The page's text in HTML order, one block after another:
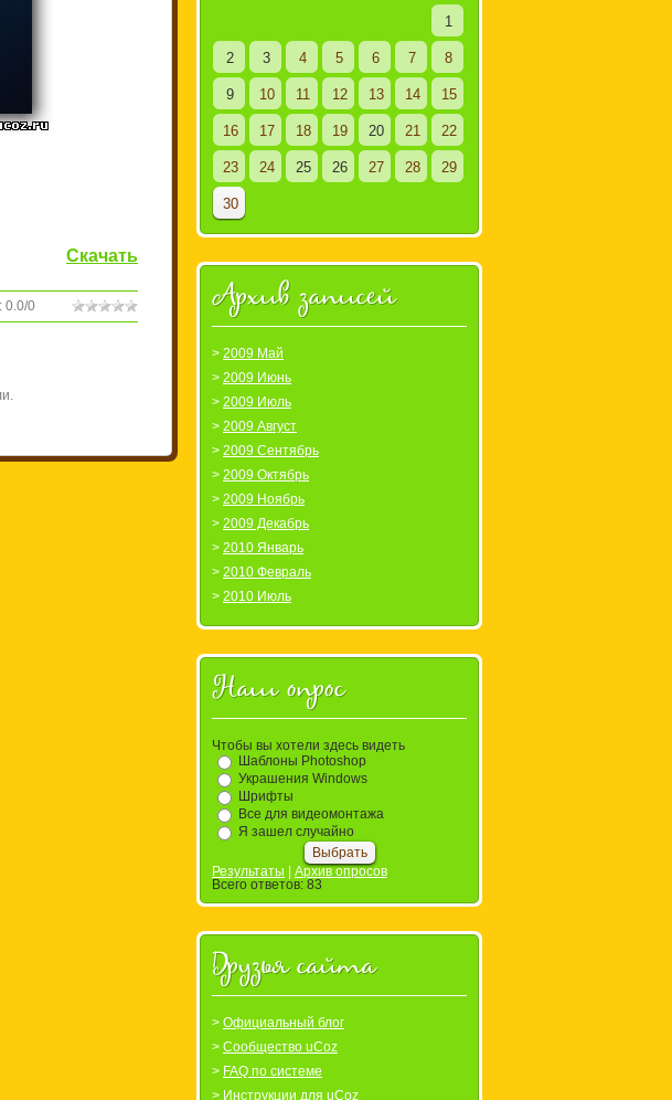
Скачать
: 0.0/0
1
2 3 4 5 6 7 8
9 10 11 12 13 14 15
16 17 18 19 20 21 22
23 24 25 26 27 28 29
30
Архив записей
2009 Май
2009 Июнь
2009 Июль
2009 Август
2009 Сентябрь
2009 Октябрь
2009 Ноябрь
2009 Декабрь
2010 Январь
2010 Февраль
2010 Июль
Наш опрос
Чтобы вы хотели здесь видеть
Шаблоны Photoshop
Украшения Windows
Шрифты
Все для видеомонтажа
Я зашел случайно
Результаты
Архив опросов
Всего ответов: 83
Друзья сайта
Официальный блог
Сообщество uCoz
FAQ по системе
Инструкции для uCoz